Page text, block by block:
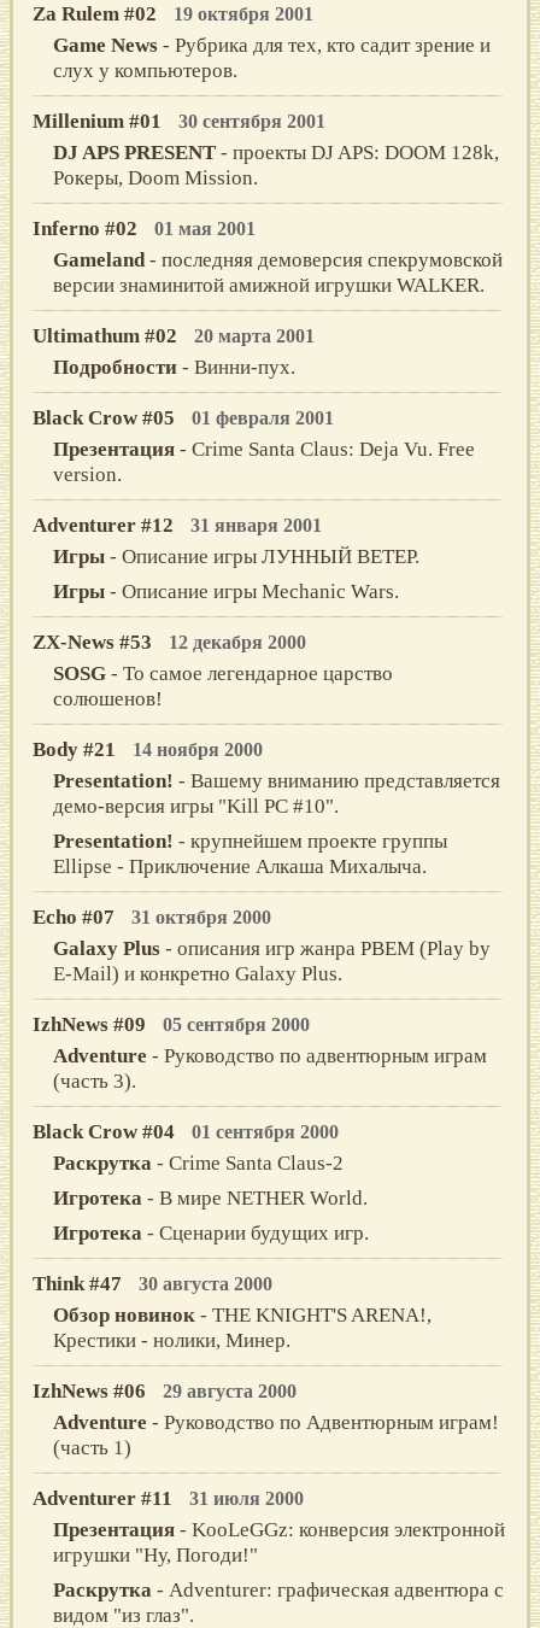
Za Rulem #02 19 октября 2001
Game News - Рубpикa для тех, кто сaдит зpение и
слух у компьютеpов.
Millenium #01 30 сентября 2001
DJ APS PRESENT - проекты DJ APS: DOOM 128k,
Рокеры, Doom Mission.
Inferno #02 01 мая 2001
Gameland - последняя демоверсия спекрумовской
версии знаминитой амижной игрушки WALKER.
Ultimathum #02 20 марта 2001
Подробности - Винни-пух.
Black Crow #05 01 февраля 2001
Презентация - Crime Sаntа Clаus: Dejа Vu. Free
versiоn.
Adventurer #12 31 января 2001
Игры - Описание игры ЛУННЫЙ ВЕТЕР.
Игры - Описание игры Mechanic Wars.
ZX-News #53 12 декабря 2000
SOSG - То самое легендарное царство
солюшенов!
Body #21 14 ноября 2000
Presentation! - Вашему вниманию представляется
демо-версия игры "Kill PC #10".
Presentation! - крупнейшем проекте группы
Ellipse - Приключение Алкаша Михалыча.
Echo #07 31 октября 2000
Galaxy Plus - описания игр жанра РВЕМ (Play by
E-Mail) и конкретно Galaxy Plus.
IzhNews #09 05 сентября 2000
Adventure - Руководство по адвентюрным играм
(часть 3).
Black Crow #04 01 сентября 2000
Раскрутка - Crime Santa Claus-2
Игротека - В мире NETHER World.
Игротека - Сценарии будущих игр.
Think #47 30 августа 2000
Обзор новинок - THE KNIGHT'S ARENA!,
Крестики - нолики, Минер.
IzhNews #06 29 августа 2000
Adventure - Руководство по Адвентюрным играм!
(часть 1)
Adventurer #11 31 июля 2000
Презентация - KooLeGGz: конверсия электронной
игрушки "Ну, Погоди!"
Раскрутка - Adventurer: графическая адвентюра с
видом "из глаз".